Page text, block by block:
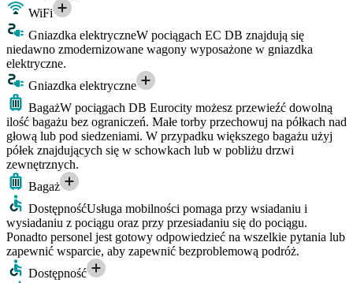
WiFi
Gniazdka elektryczneW pociągach EC DB znajdują się
niedawno zmodernizowane wagony wyposażone w gniazdka
elektryczne.
Gniazdka elektryczne
BagażW pociągach DB Eurocity możesz przewieźć dowolną
ilość bagażu bez ograniczeń. Małe torby przechowuj na półkach nad
głową lub pod siedzeniami. W przypadku większego bagażu użyj
półek znajdujących się w schowkach lub w pobliżu drzwi
zewnętrznych.
Bagaż
DostępnośćUsługa mobilności pomaga przy wsiadaniu i
wysiadaniu z pociągu oraz przy przesiadaniu się do pociągu.
Ponadto personel jest gotowy odpowiedzieć na wszelkie pytania lub
zapewnić wsparcie, aby zapewnić bezproblemową podróż.
Dostępność